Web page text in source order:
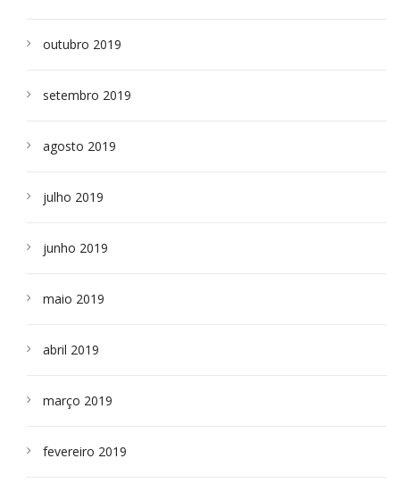
outubro 2019
setembro 2019
agosto 2019
julho 2019
junho 2019
maio 2019
abril 2019
março 2019
fevereiro 2019